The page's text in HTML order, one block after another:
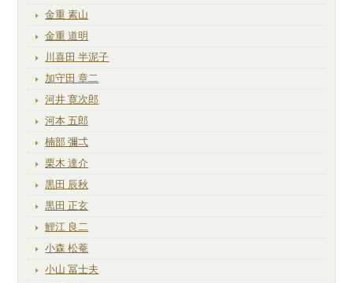
金重 素山
金重 道明
川喜田 半泥子
加守田 章二
河井 寛次郎
河本 五郎
楠部 彌弌
栗木 達介
黒田 辰秋
黒田 正玄
鯉江 良二
小森 松菴
小山 冨士夫